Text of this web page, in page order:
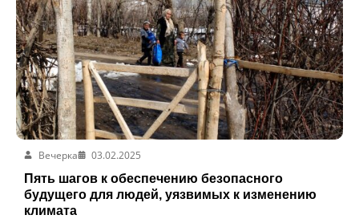
Вечерка
03.02.2025
Пять шагов к обеспечению безопасного
будущего для людей, уязвимых к изменению
климата